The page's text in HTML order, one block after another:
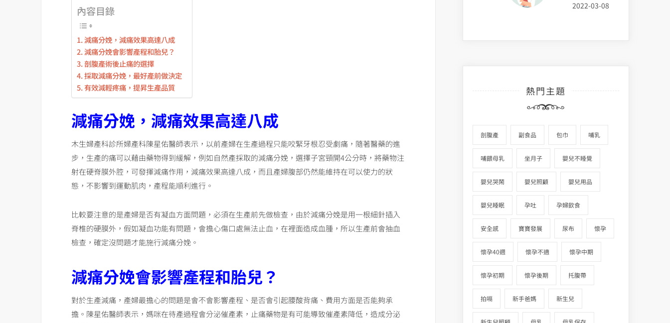
內容目錄
減痛分娩，減痛效果高達八成
減痛分娩會影響產程和胎兒？
剖腹產術後止痛的選擇
採取減痛分娩，最好產前做決定
有效減輕疼痛，提昇生產品質
減痛分娩，減痛效果高達八成
木生婦產科診所婦產科陳星佑醫師表示，以前產婦在生產過程只能咬緊牙根忍受劇痛，隨著醫藥的進
步，生產的痛可以藉由藥物得到緩解，例如自然產採取的減痛分娩，選擇子宮頸開4公分時，將藥物注
射在硬脊膜外腔，可發揮減痛作用，減痛效果高達八成，而且產婦腹部仍然能維持在可以使力的狀
態，不影響到運動肌肉，產程能順利進行。
比較要注意的是產婦是否有凝血方面問題，必須在生產前先做檢查，由於減痛分娩是用一根細針插入
脊椎的硬膜外，假如凝血功能有問題，會擔心傷口處無法止血，在裡面造成血腫，所以生產前會抽血
檢查，確定沒問題才能施行減痛分娩。
減痛分娩會影響產程和胎兒？
對於生產減痛，產婦最擔心的問題是會不會影響產程、是否會引起腰酸背痛、費用方面是否能夠承
擔。陳星佑醫師表示，媽咪在待產過程會分泌催產素，止痛藥物是有可能導致催產素降低，造成分泌
2022-03-08
熱門主題
剖腹產 副食品 包巾 哺乳
哺餵母乳 坐月子 嬰兒不睡覺
嬰兒哭鬧 嬰兒照顧 嬰兒用品
嬰兒睡眠 孕吐 孕婦飲食
安全感 寶寶發展 尿布 懷孕
懷孕40週 懷孕不適 懷孕中期
懷孕初期 懷孕後期 托腹帶
拍嗝 新手爸媽 新生兒